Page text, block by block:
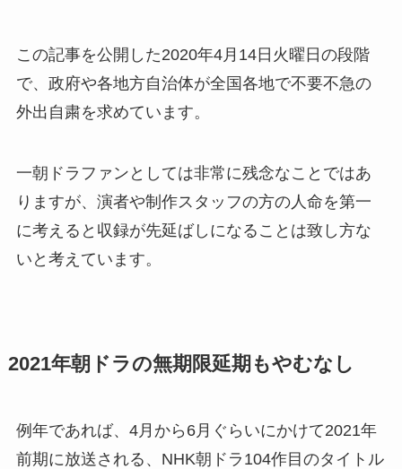
この記事を公開した2020年4月14日火曜日の段階
で、政府や各地方自治体が全国各地で不要不急の
外出自粛を求めています。
一朝ドラファンとしては非常に残念なことではあ
りますが、演者や制作スタッフの方の人命を第一
に考えると収録が先延ばしになることは致し方な
いと考えています。
2021年朝ドラの無期限延期もやむなし
例年であれば、4月から6月ぐらいにかけて2021年
前期に放送される、NHK朝ドラ104作目のタイトル